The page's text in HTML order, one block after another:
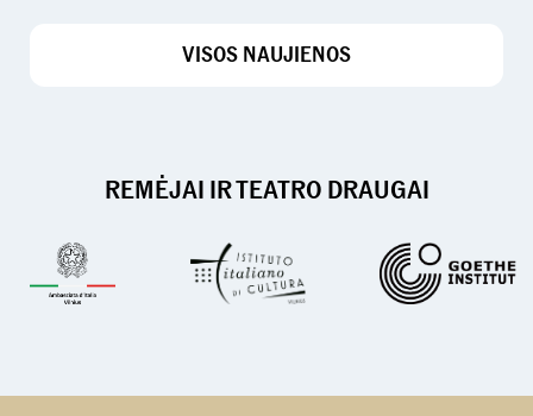
VISOS NAUJIENOS
REMĖJAI IR TEATRO DRAUGAI